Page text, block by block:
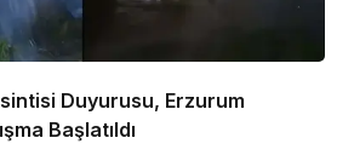
Duyurusu, Erzurum
Başlatıldı